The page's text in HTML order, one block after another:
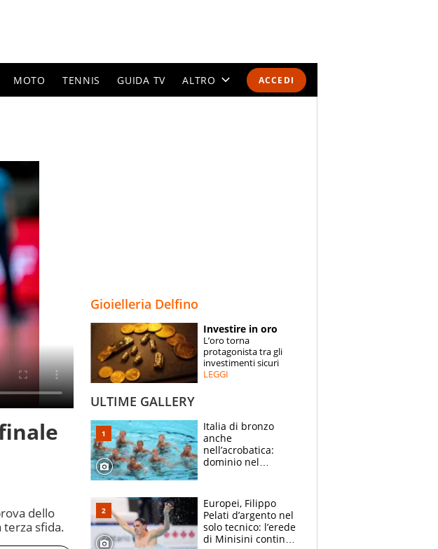
ACCEDI
MOTO TENNIS GUIDA TV ALTRO
SPECIALI
ESPERTI
dello
terza sfida.
Gioielleria Delfino
Investire in oro
L’oro torna
protagonista tra gli
investimenti sicuri
LEGGI
ULTIME GALLERY
Italia di bronzo
anche
nell’acrobatica:
dominio nel
e compagni
continuare
Europei, Filippo
Pelati d’argento nel
solo tecnico: l’erede
di Minisini continua